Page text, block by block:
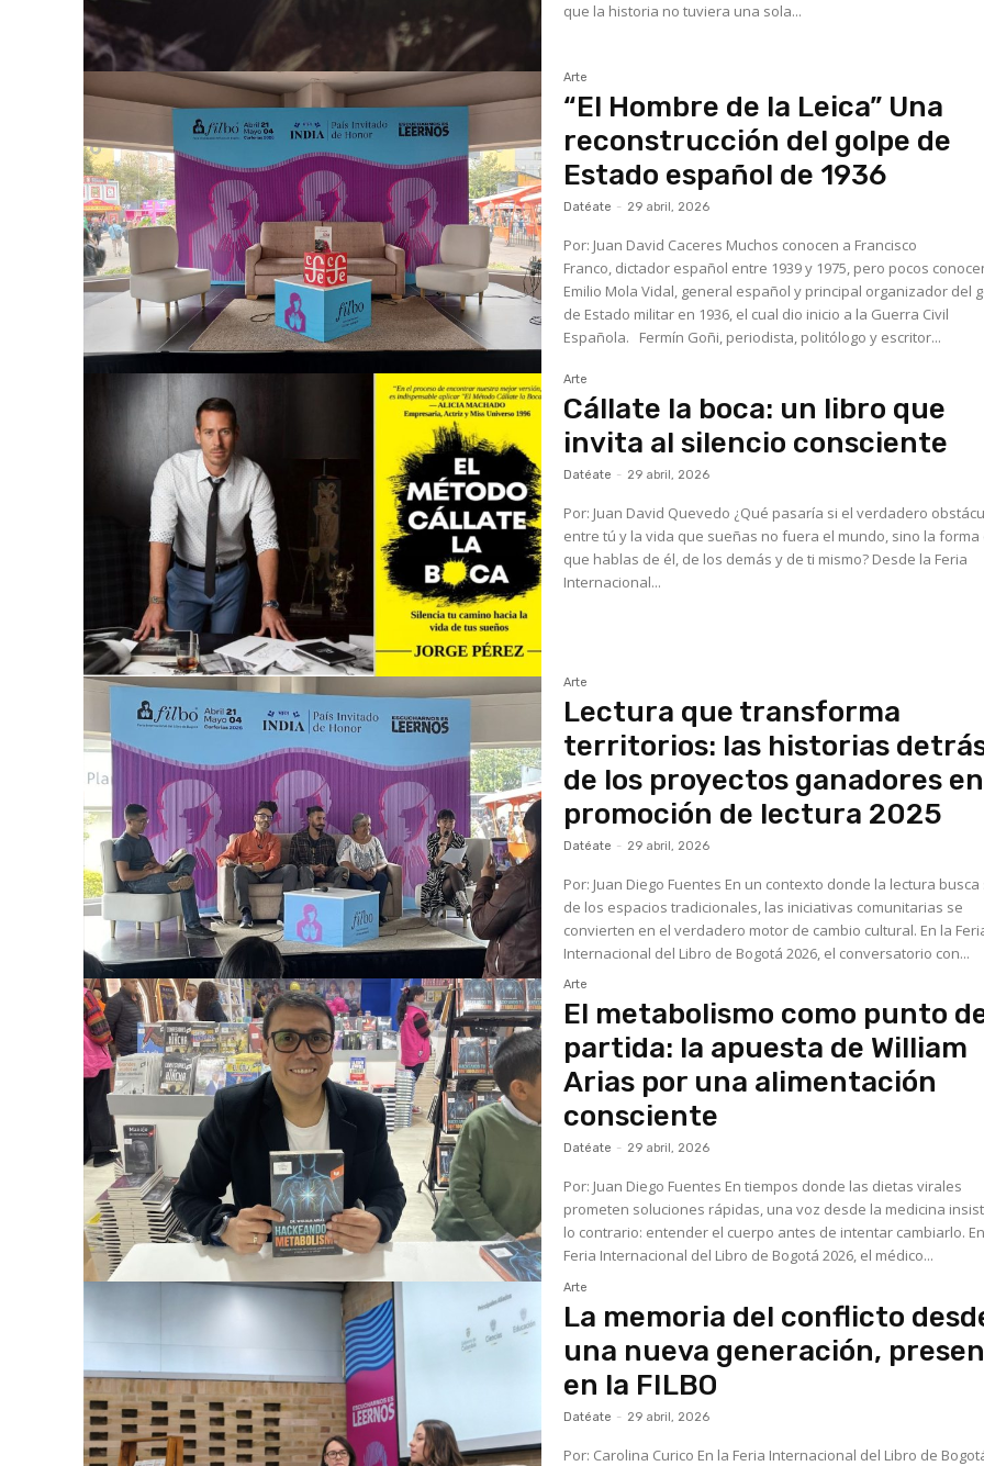
que la historia no tuviera una sola...
Arte
“El Hombre de la Leica” Una
reconstrucción del golpe de
Estado español de 1936
Datéate - 29 abril, 2026
Por: Juan David Caceres Muchos conocen a Francisco
Franco, dictador español entre 1939 y 1975, pero pocos
Emilio Mola Vidal, general español y principal organizador del
de Estado militar en 1936, el cual dio inicio a la Guerra Civil
Española. Fermín Goñi, periodista, politólogo y escritor...
Arte
Cállate la boca: un libro que
invita al silencio consciente
Datéate - 29 abril, 2026
Por: Juan David Quevedo ¿Qué pasaría si el verdadero obstáculo
entre tú y la vida que sueñas no fuera el mundo, sino la forma
que hablas de él, de los demás y de ti mismo? Desde la Feria
Internacional...
Arte
Lectura que transforma
territorios: las historias
de los proyectos ganadores en
promoción de lectura 2025
Datéate - 29 abril, 2026
Por: Juan Diego Fuentes En un contexto donde la lectura busca salir
de los espacios tradicionales, las iniciativas comunitarias se
convierten en el verdadero motor de cambio cultural. En la
Internacional del Libro de Bogotá 2026, el conversatorio con...
Arte
El metabolismo como punto
partida: la apuesta de William
Arias por una alimentación
consciente
Datéate - 29 abril, 2026
Por: Juan Diego Fuentes En tiempos donde las dietas virales
prometen soluciones rápidas, una voz desde la medicina
lo contrario: entender el cuerpo antes de intentar cambiarlo.
Feria Internacional del Libro de Bogotá 2026, el médico...
Arte
La memoria del conflicto
una nueva generación,
en la FILBO
Datéate - 29 abril, 2026
Por: Carolina Curico En la Feria Internacional del Libro de Bogotá